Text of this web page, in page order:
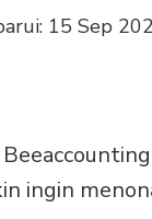
15 Sep
ingin